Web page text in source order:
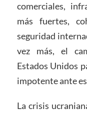
comerciales,
más fuertes,
seguridad
vez más, el
Estados Unidos
impotente ante
La crisis